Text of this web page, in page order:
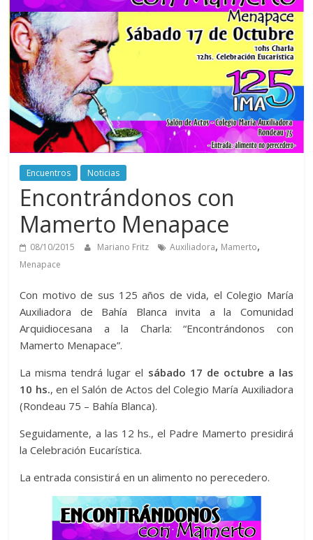
Encuentros Noticias
Encontrándonos con
Mamerto Menapace
08/10/2015 Mariano Fritz Auxiliadora, Mamerto,
Menapace
Con motivo de sus 125 años de vida, el Colegio María
Auxiliadora de Bahía Blanca invita a la Comunidad
Arquidiocesana a la Charla: “Encontrándonos con
Mamerto Menapace”.
La misma tendrá lugar el sábado 17 de octubre a las
10 hs., en el Salón de Actos del Colegio María Auxiliadora
(Rondeau 75 – Bahía Blanca).
Seguidamente, a las 12 hs., el Padre Mamerto presidirá
la Celebración Eucarística.
La entrada consistirá en un alimento no perecedero.